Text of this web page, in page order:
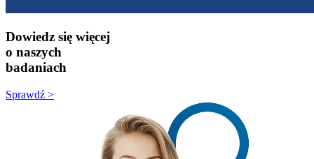
Dowiedz się więcej
o naszych
badaniach
Sprawdź >